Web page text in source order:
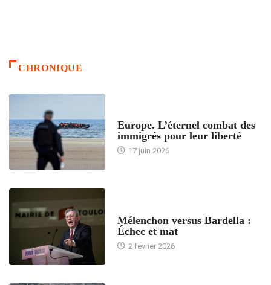
CHRONIQUE
Europe. L’éternel combat des
immigrés pour leur liberté
17 juin 2026
Mélenchon versus Bardella :
Échec et mat
2 février 2026